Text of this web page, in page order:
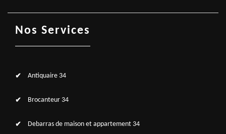
Nos Services
Antiquaire 34
Brocanteur 34
Debarras de maison et appartement 34